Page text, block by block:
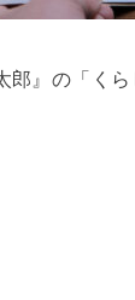
郎』の「く